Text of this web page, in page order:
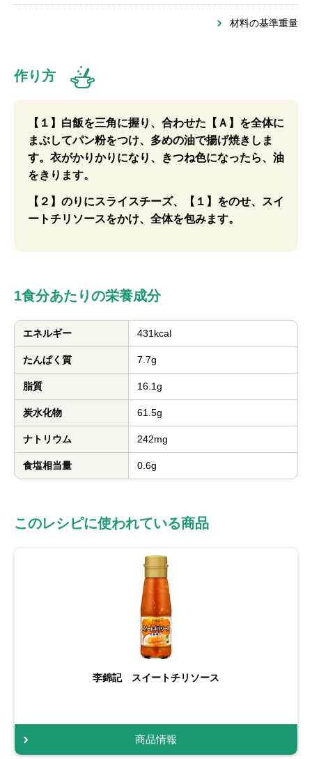
材料の基準重量
作り方
【１】白飯を三角に握り、合わせた【Ａ】を全体に
まぶしてパン粉をつけ、多めの油で揚げ焼きしま
す。衣がかりかりになり、きつね色になったら、油
をきります。
【２】のりにスライスチーズ、【１】をのせ、スイ
ートチリソースをかけ、全体を包みます。
1食分あたりの栄養成分
エネルギー 431kcal
たんぱく質 7.7g
脂質 16.1g
炭水化物 61.5g
ナトリウム 242mg
食塩相当量 0.6g
このレシピに使われている商品
李錦記 スイートチリソース
商品情報